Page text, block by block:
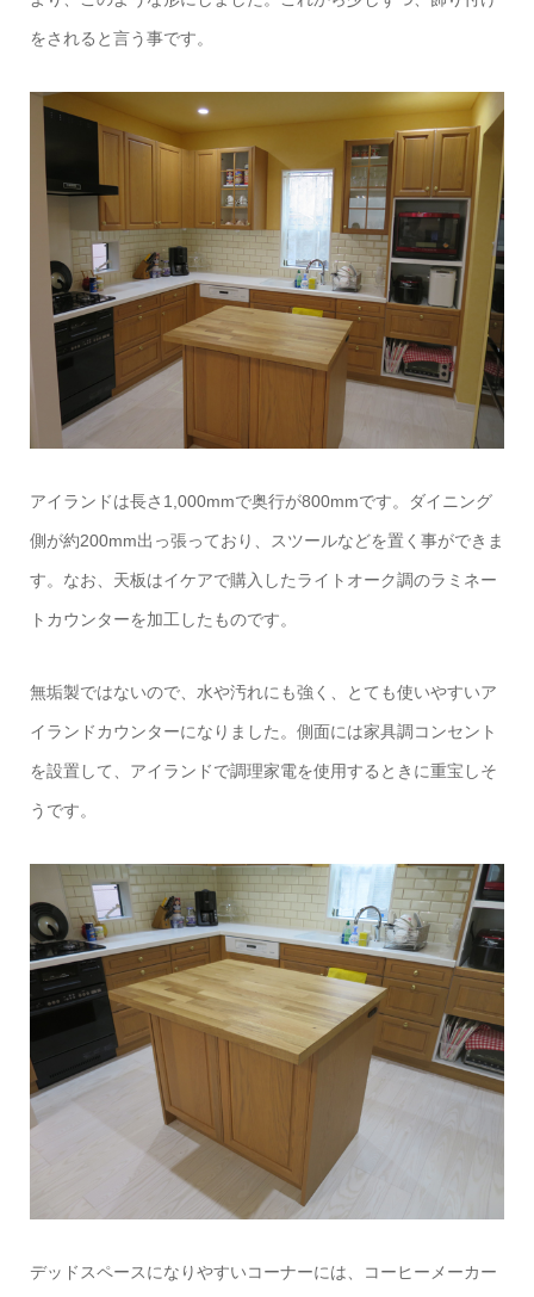
をされると言う事です。
アイランドは長さ1,000mmで奥行が800mmです。ダイニング
側が約200mm出っ張っており、スツールなどを置く事ができま
す。なお、天板はイケアで購入したライトオーク調のラミネー
トカウンターを加工したものです。
無垢製ではないので、水や汚れにも強く、とても使いやすいア
イランドカウンターになりました。側面には家具調コンセント
を設置して、アイランドで調理家電を使用するときに重宝しそ
うです。
デッドスペースになりやすいコーナーには、コーヒーメーカー